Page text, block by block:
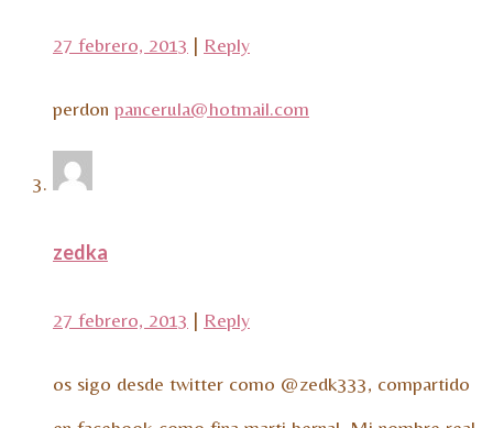
27 febrero, 2013 | Reply
perdon pancerula@hotmail.com
zedka
27 febrero, 2013 | Reply
os sigo desde twitter como @zedk333, compartido